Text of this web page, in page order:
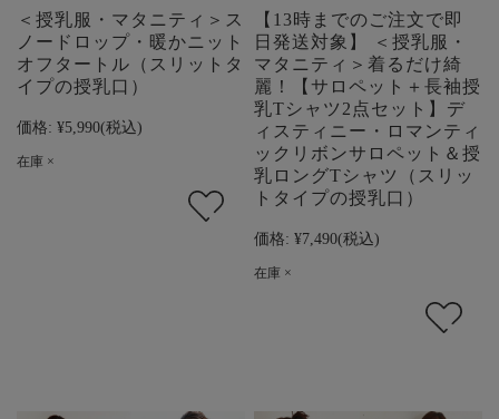
＜授乳服・マタニティ＞ス
ノードロップ・暖かニット
オフタートル（スリットタ
イプの授乳口）
価格: ¥5,990(税込)
在庫 ×
【13時までのご注文で即
日発送対象】 ＜授乳服・
マタニティ＞着るだけ綺
麗！【サロペット＋長袖授
乳Tシャツ2点セット】デ
ィスティニー・ロマンティ
ックリボンサロペット＆授
乳ロングTシャツ（スリッ
トタイプの授乳口）
価格: ¥7,490(税込)
在庫 ×